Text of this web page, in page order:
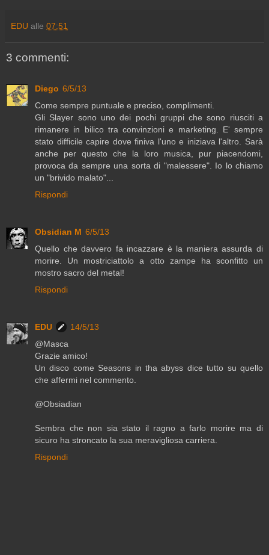
EDU alle 07:51
3 commenti:
Diego 6/5/13
Come sempre puntuale e preciso, complimenti.
Gli Slayer sono uno dei pochi gruppi che sono riusciti a
rimanere in bilico tra convinzioni e marketing. E' sempre
stato difficile capire dove finiva l'uno e iniziava l'altro. Sarà
anche per questo che la loro musica, pur piacendomi,
provoca da sempre una sorta di "malessere". Io lo chiamo
un "brivido malato"...
Rispondi
Obsidian M 6/5/13
Quello che davvero fa incazzare è la maniera assurda di
morire. Un mostriciattolo a otto zampe ha sconfitto un
mostro sacro del metal!
Rispondi
EDU
14/5/13
@Masca
Grazie amico!
Un disco come Seasons in tha abyss dice tutto su quello
che affermi nel commento.
@Obsiadian
Sembra che non sia stato il ragno a farlo morire ma di
sicuro ha stroncato la sua meravigliosa carriera.
Rispondi